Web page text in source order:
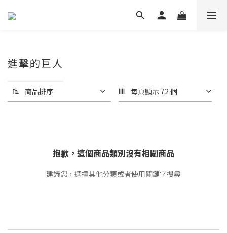
進擊的巨人
商品排序 每頁顯示 72 個
抱歉，這個商品類別沒有相關商品
建議您，選擇其他分類或者使用關鍵字搜尋